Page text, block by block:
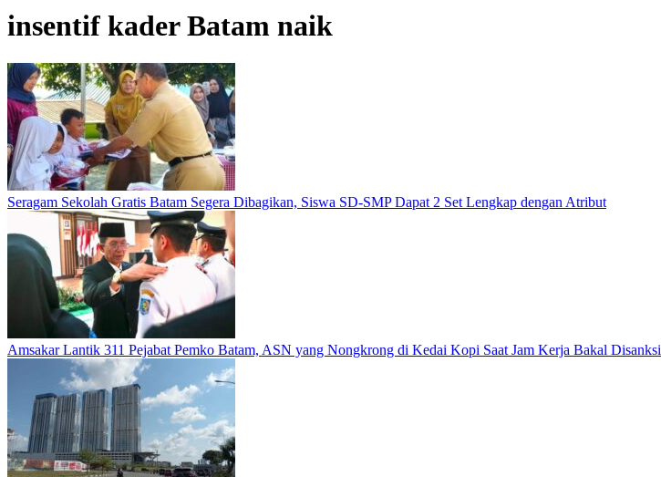
insentif kader Batam naik
Seragam Sekolah Gratis Batam Segera Dibagikan, Siswa SD-SMP Dapat 2 Set Lengkap dengan Atribut
Amsakar Lantik 311 Pejabat Pemko Batam, ASN yang Nongkrong di Kedai Kopi Saat Jam Kerja Bakal Disanksi